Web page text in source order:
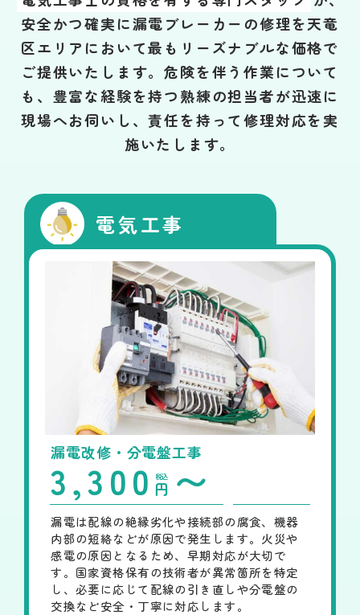
安全かつ確実に漏電ブレーカーの修理を天竜
区エリアにおいて最もリーズナブルな価格で
ご提供いたします。危険を伴う作業について
も、豊富な経験を持つ熟練の担当者が迅速に
現場へお伺いし、責任を持って修理対応を実
施いたします。
電気工事
漏電改修・分電盤工事
3,300 円 〜
税込
漏電は配線の絶縁劣化や接続部の腐食、機器
内部の短絡などが原因で発生します。火災や
感電の原因となるため、早期対応が大切で
す。国家資格保有の技術者が異常箇所を特定
し、必要に応じて配線の引き直しや分電盤の
交換など安全・丁寧に対応します。